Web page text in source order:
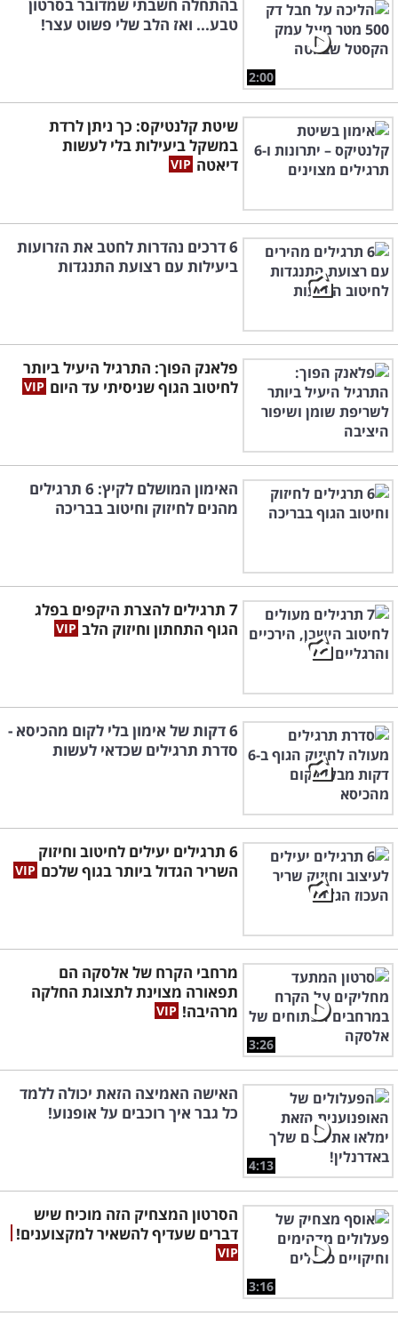
2:00
בהתחלה חשבתי שמדובר בסרטון
טבע... ואז הלב שלי פשוט עצר!
שיטת קלנטיקס: כך ניתן לרדת
במשקל ביעילות בלי לעשות
דיאטה
6 דרכים נהדרות לחטב את הזרועות
ביעילות עם רצועת התנגדות
פלאנק הפוך: התרגיל היעיל ביותר
לחיטוב הגוף שניסיתי עד היום
האימון המושלם לקיץ: 6 תרגילים
מהנים לחיזוק וחיטוב בבריכה
7 תרגילים להצרת היקפים בפלג
הגוף התחתון וחיזוק הלב
6 דקות של אימון בלי לקום מהכיסא -
סדרת תרגילים שכדאי לעשות
6 תרגילים יעילים לחיטוב וחיזוק
השריר הגדול ביותר בגוף שלכם
3:26
מרחבי הקרח של אלסקה הם
תפאורה מצוינת לתצוגת החלקה
מרהיבה!
4:13
האישה האמיצה הזאת יכולה ללמד
כל גבר איך רוכבים על אופנוע!
3:16
הסרטון המצחיק הזה מוכיח שיש
דברים שעדיף להשאיר למקצוענים!